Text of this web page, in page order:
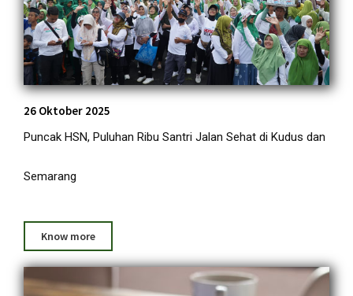
26 Oktober 2025
Puncak HSN, Puluhan Ribu Santri Jalan Sehat di Kudus dan
Semarang
Know more